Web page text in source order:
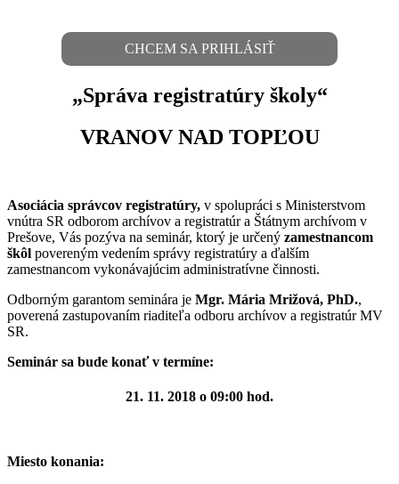
CHCEM SA PRIHLÁSIŤ
„Správa registratúry školy“
VRANOV NAD TOPĽOU
Asociácia správcov registratúry, v spolupráci s Ministerstvom
vnútra SR odborom archívov a registratúr a Štátnym archívom v
Prešove, Vás pozýva na seminár, ktorý je určený zamestnancom
škôl povereným vedením správy registratúry a ďalším
zamestnancom vykonávajúcim administratívne činnosti.
Odborným garantom seminára je Mgr. Mária Mrižová, PhD.,
poverená zastupovaním riaditeľa odboru archívov a registratúr MV
SR.
Seminár sa bude konať v termíne:
21. 11. 2018 o 09:00 hod.
Miesto konania: